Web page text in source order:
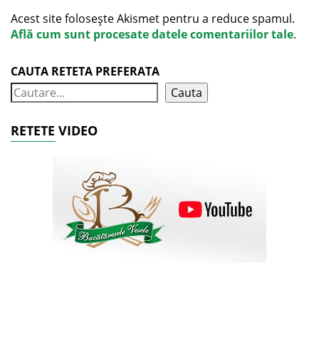
Acest site folosește Akismet pentru a reduce spamul.
Află cum sunt procesate datele comentariilor tale.
CAUTA RETETA PREFERATA
Cauta
RETETE VIDEO